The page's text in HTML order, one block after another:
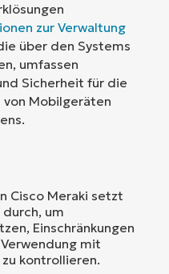
zur Verwaltung
über den Systems
umfassen
Sicherheit für die
Mobilgeräten
Cisco Meraki setzt
um
Einschränkungen
mit
kontrollieren.